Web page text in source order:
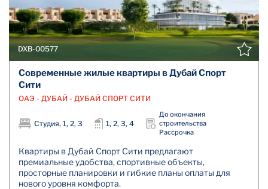
DXB-00577
Современные жилые квартиры в Дубай Спорт
Сити
ОАЭ - ДУБАЙ - ДУБАЙ СПОРТ СИТИ
Студия, 1, 2, 3 1, 2, 3, 4
До окончания
строительства
Рассрочка
Квартиры в Дубай Спорт Сити предлагают
премиальные удобства, спортивные объекты,
просторные планировки и гибкие планы оплаты для
нового уровня комфорта.